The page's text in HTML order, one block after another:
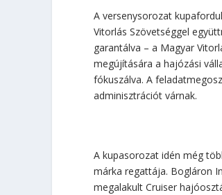
A versenysorozat
Vitorlás Szövetséggel
garantálva – a Magyar
megújítására a hajózási
fókuszálva. A
adminisztrációt várnak.
A kupasorozat idén még
márka regattája. Bogláron
megalakult Cruiser